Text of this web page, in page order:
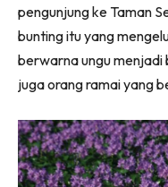
pengunjung ke Taman
bunting itu yang
berwarna ungu menjadi
juga orang ramai yang